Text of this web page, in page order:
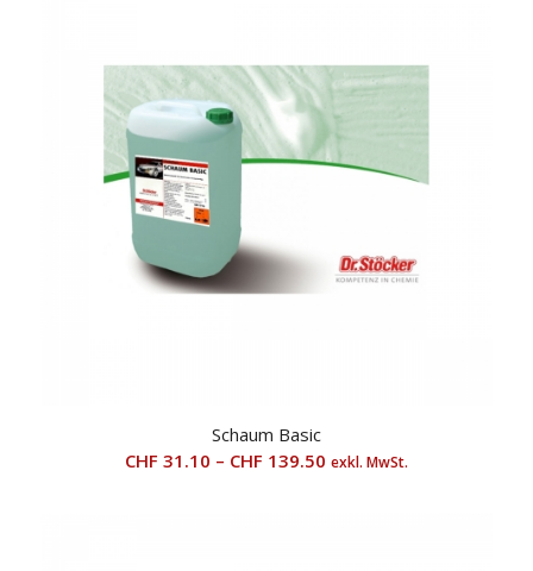
Schaum Basic
CHF 31.10 – CHF 139.50 exkl. MwSt.